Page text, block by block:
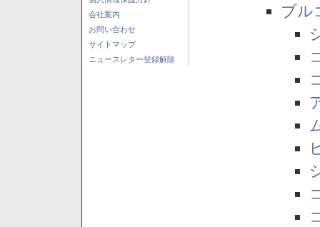
会社案内
お問い合わせ
サイトマップ
ニュースレター登録解除
ブル